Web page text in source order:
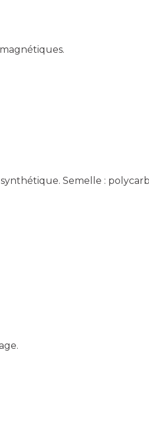
Semelle :